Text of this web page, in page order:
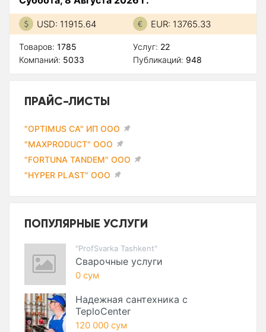
USD: 11915.64 EUR: 13765.33
Товаров: 1785
Компаний: 5033
Услуг: 22
Публикаций: 948
ПРАЙС-ЛИСТЫ
"OPTIMUS CA" ИП ООО
"MAXPRODUCT" ООО
"FORTUNA TANDEM" ООО
"HYPER PLAST" ООО
ПОПУЛЯРНЫЕ УСЛУГИ
"ProfSvarka Tashkent"
Сварочные услуги
0 сум
Надежная сантехника с
TeploCenter
120 000 сум